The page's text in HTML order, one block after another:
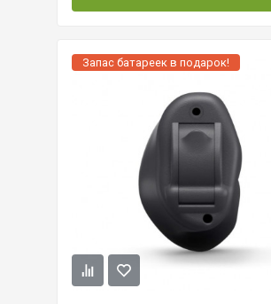
Запас батареек в подарок!